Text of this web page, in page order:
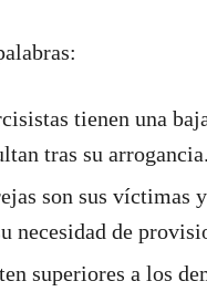
tienen una
tras su arrogancia.
son sus víctimas
necesidad de
superiores a los